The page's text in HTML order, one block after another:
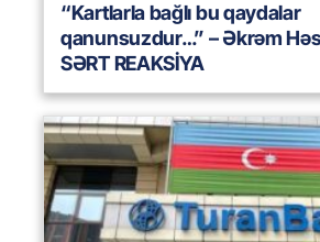
“Kartlarla bağlı bu qaydalar
qanunsuzdur…” – Əkrəm
SƏRT REAKSİYA